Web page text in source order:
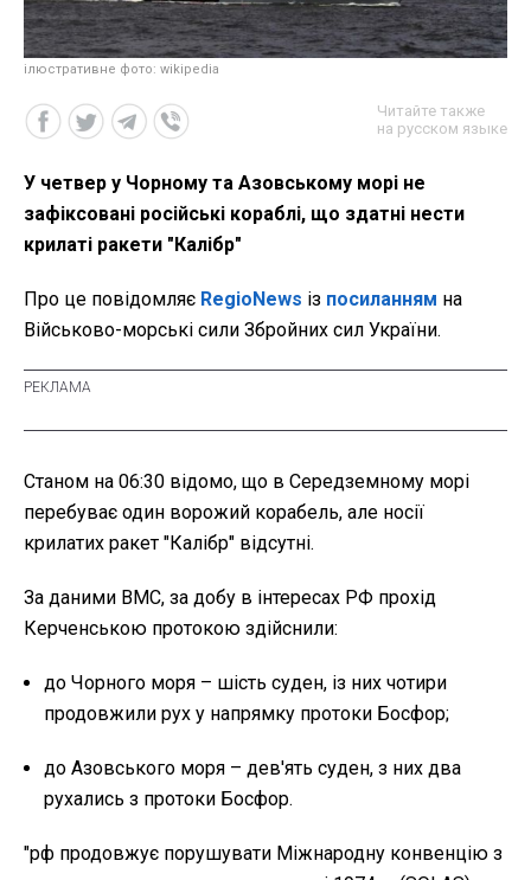
ілюстративне фото: wikipedia
Читайте также
на русском языке
У четвер у Чорному та Азовському морі не
зафіксовані російські кораблі, що здатні нести
крилаті ракети "Калібр"
Про це повідомляє RegioNews із посиланням на
Військово-морські сили Збройних сил України.
Станом на 06:30 відомо, що в Середземному морі
перебуває один ворожий корабель, але носії
крилатих ракет "Калібр" відсутні.
За даними ВМС, за добу в інтересах РФ прохід
Керченською протокою здійснили:
до Чорного моря – шість суден, із них чотири
продовжили рух у напрямку протоки Босфор;
до Азовського моря – дев'ять суден, з них два
рухались з протоки Босфор.
"рф продовжує порушувати Міжнародну конвенцію з